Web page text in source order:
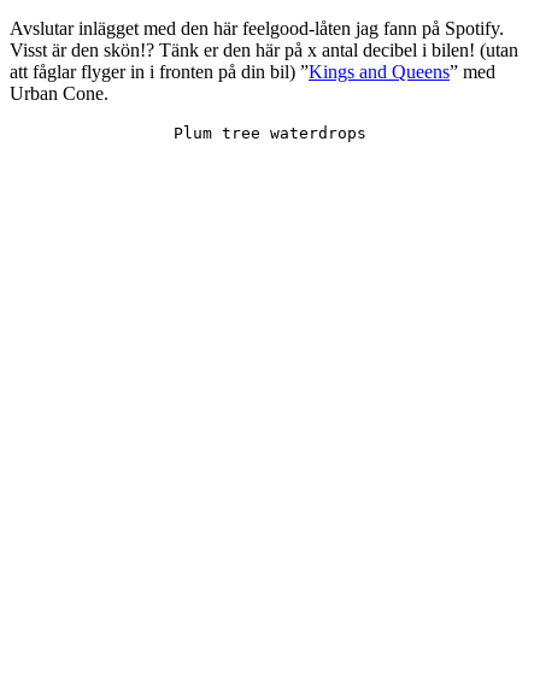
Avslutar inlägget med den här feelgood-låten jag fann på Spotify.
Visst är den skön!? Tänk er den här på x antal decibel i bilen! (utan
att fåglar flyger in i fronten på din bil) ”Kings and Queens” med
Urban Cone.
Plum tree waterdrops